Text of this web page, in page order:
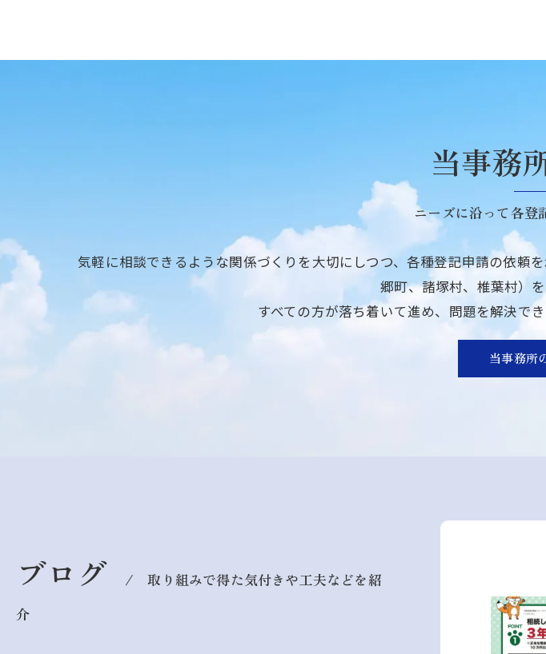
ニーズに沿って各登
当事務
気軽に相談できるような関係づくりを大切にしつつ、各種登記申請の依頼
郷町、諸塚村、椎葉村）
すべての方が落ち着いて進め、問題を解決で
当事務所
ブログ
取り組みで得た気付きや工夫などを紹
介